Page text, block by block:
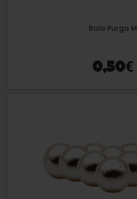
Bola Purga M
0,50€